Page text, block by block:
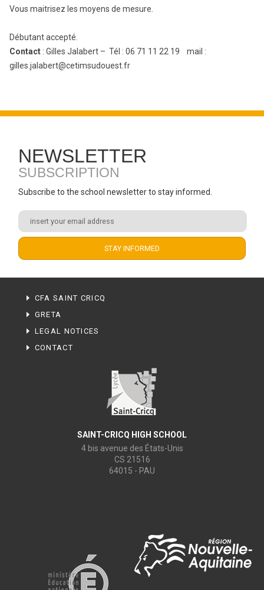
Vous maitrisez les moyens de mesure.
Débutant accepté.
Contact : Gilles Jalabert – Tél : 06 71 11 22 19 mail :
gilles.jalabert@cetimsudouest.fr
NEWSLETTER
SUBSCRIPTION
Subscribe to the school newsletter to stay informed.
CFA SAINT CRICQ
GRETA
LEGAL NOTICES
CONTACT
SAINT-CRICQ HIGH SCHOOL
4 bis avenue des États-Unis
CS 21516
64015 - PAU